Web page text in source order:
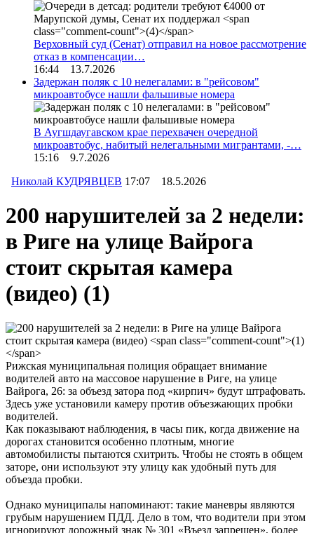
Верховный суд (Сенат) отправил на новое рассмотрение
отказ в компенсации…
16:44 13.7.2026
Задержан поляк с 10 нелегалами: в "рейсовом"
микроавтобусе нашли фальшивые номера
В Аугшдаугавском крае перехвачен очередной
микроавтобус, набитый нелегальными мигрантами, -…
15:16 9.7.2026
Николай КУДРЯВЦЕВ 17:07 18.5.2026
200 нарушителей за 2 недели:
в Риге на улице Вайрога
стоит скрытая камера
(видео) (1)
Рижская муниципальная полиция обращает внимание
водителей авто на массовое нарушение в Риге, на улице
Вайрога, 26: за объезд затора под «кирпич» будут штрафовать.
Здесь уже установили камеру против объезжающих пробки
водителей.
Как показывают наблюдения, в часы пик, когда движение на
дорогах становится особенно плотным, многие
автомобилисты пытаются схитрить. Чтобы не стоять в общем
заторе, они используют эту улицу как удобный путь для
объезда пробки.
Однако муниципалы напоминают: такие маневры являются
грубым нарушением ПДД. Дело в том, что водители при этом
игнорируют дорожный знак № 301 «Въезд запрещен», более